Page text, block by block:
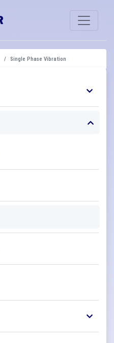
Single Phase Vibration